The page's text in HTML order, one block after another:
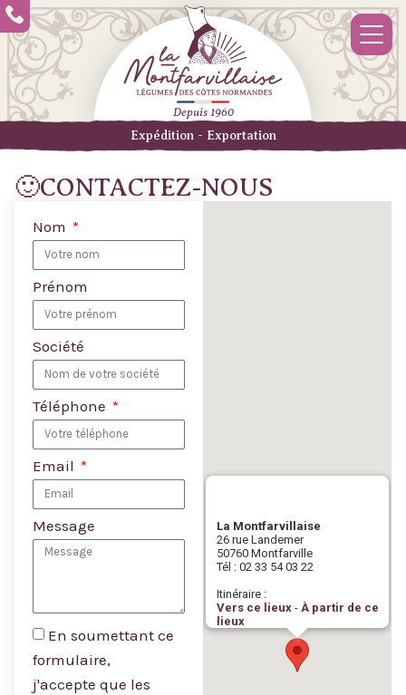
Depuis 1960
Expédition - Exportation
🙂CONTACTEZ-NOUS
Nom
Prénom
Société
Téléphone
Email
Message
En soumettant ce
formulaire,
j'accepte que les